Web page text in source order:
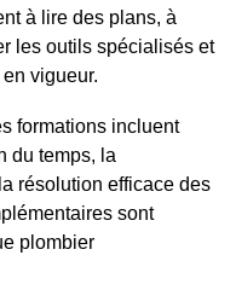
à lire des plans, à
les outils spécialisés et
vigueur.
formations incluent
du temps, la
résolution efficace des
sont
plombier